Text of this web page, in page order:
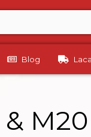
Blog
M20